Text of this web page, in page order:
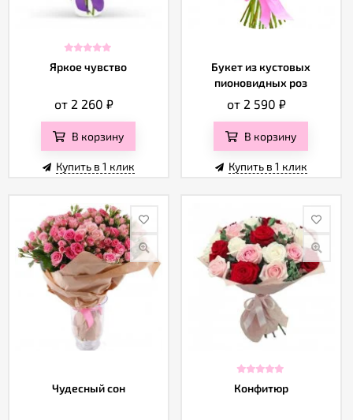
Яркое чувство
от 2 260 ₽
В корзину
Купить в 1 клик
Букет из кустовых
пионовидных роз
от 2 590 ₽
В корзину
Купить в 1 клик
Чудесный сон Конфитюр